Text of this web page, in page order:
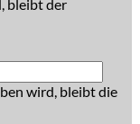
bleibt der
wird, bleibt die